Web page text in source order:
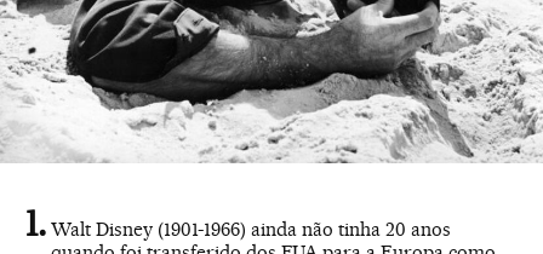
Walt Disney (1901-1966) ainda não tinha 20 anos